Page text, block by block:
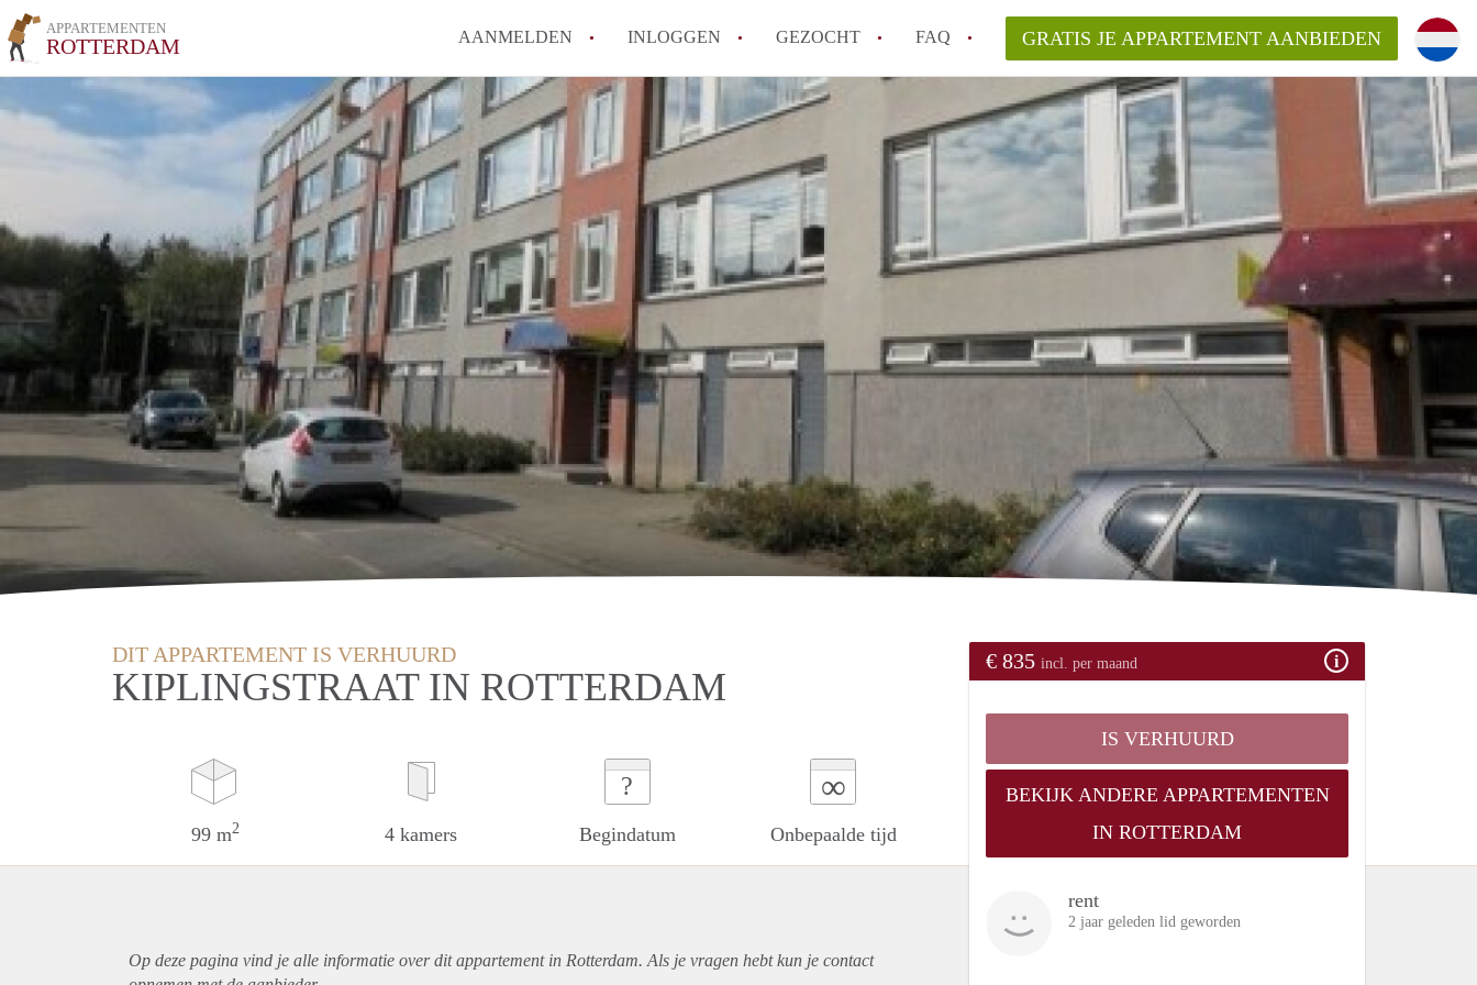
APPARTEMENTEN
ROTTERDAM AANMELDEN INLOGGEN GEZOCHT FAQ
How to translate AppartementRotterdam!
Wat is AppartementenRotterdam?
Hoeveel kost het om te reageren op een Appartement in Rotterdam?
Wat is de privacyverklaring van AppartementenRotterdam?
Berekent AppartementenRotterdam
makelaarsvergoeding/bemiddelingsvergoeding?
GRATIS JE APPARTEMENT AANBIEDEN
DIT APPARTEMENT IS VERHUURD
KIPLINGSTRAAT IN ROTTERDAM
99 m2 4 kamers
?
Begindatum
∞
Onbepaalde tijd
€ 835 incl. per maand
IS VERHUURD
BEKIJK ANDERE APPARTEMENTEN
IN ROTTERDAM
rent
2 jaar geleden lid geworden
Op deze pagina vind je alle informatie over ditappartementin Rotterdam. Als je vragen hebt kun je contact